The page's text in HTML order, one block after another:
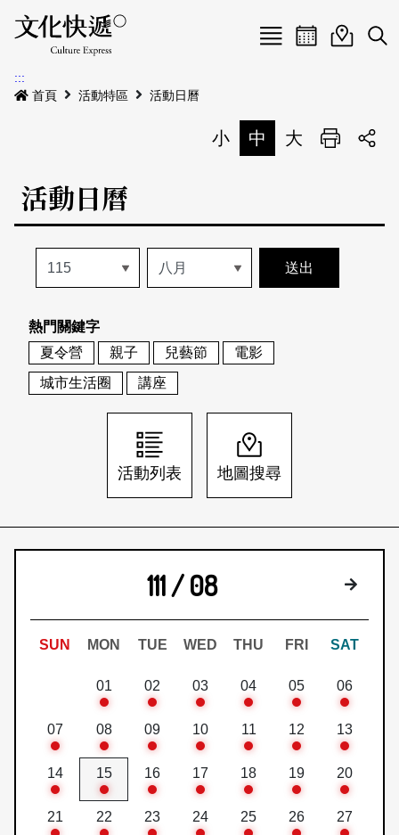
Menu
最新公告
本期專題
歷史專題
活動特區
活動列表
地圖搜尋
關於我們
關於我們
刊物索取地點
會員基本資料
刊登活動
網站導覽 English
日本語 登入/註冊
活動日曆活動地圖
展
:::
首頁
活動特區 活動日曆
小 中 大 列印
活動日曆
熱門關鍵字
夏令營
親子 兒藝節
電影
城市生活圈
講座
活動列表 地圖搜尋
111 / 08 下個月
SUN MON TUE WED THU FRI SAT
01 02 03 04 05 06
07 08 09 10 11 12 13
14 15 16 17 18 19 20
21 22 23 24 25 26 27